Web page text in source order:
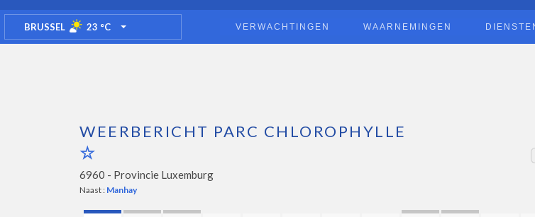
BRUSSEL 23 °C TOGGLE DROPDOWN VERWACHTINGEN WAARNEMINGEN
WEERBERICHT PARC CHLOROPHYLLE
6960 - Provincie Luxemburg
Naast : Manhay